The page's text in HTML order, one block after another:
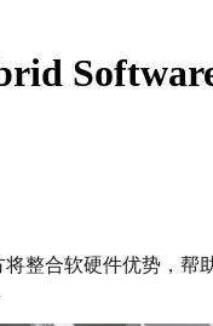
整合软硬件优势，